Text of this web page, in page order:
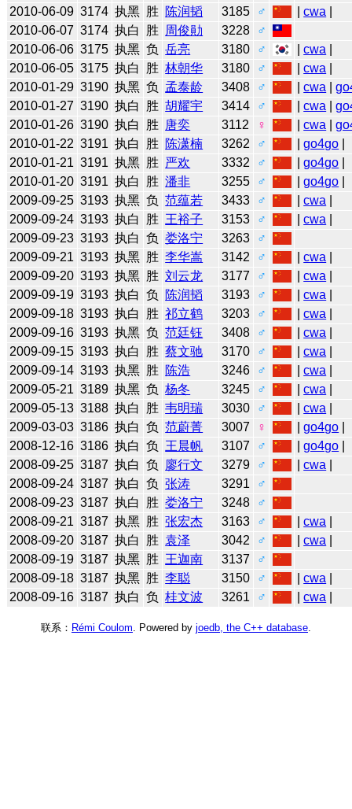
2010-06-09 3174 执黑 胜 陈润韬 3185 ♂ |cwa
2010-06-07 3174 执白 胜 周俊勛 3228
♂
2010-06-06 3175 执黑 负 岳亮 3180 ♂ |cwa
2010-06-05 3175 执白 胜 林朝华 3180 ♂ |cwa
2010-01-29 3190 执黑 负 孟泰龄 3408 ♂ |cwa |
2010-01-27 3190 执白 胜 胡耀宇 3414 ♂ |cwa |
2010-01-26 3190 执白 胜 唐奕 3112 ♀ |cwa |
2010-01-22 3191 执白 胜 陈潇楠 3262 ♂ |go4go
2010-01-21 3191 执黑 胜 严欢 3332 ♂ |go4go
2010-01-20 3191 执白 胜 潘非 3255 ♂ |go4go
2009-09-25 3193 执黑 负 范蕴若 3433 ♂ |cwa
2009-09-24 3193 执白 胜 王裕子 3153 ♂ |cwa
2009-09-23 3193 执白 负 娄洛宁 3263
♂
2009-09-21 3193 执黑 胜 李华嵩 3142 ♂ |cwa
2009-09-20 3193 执黑 胜 刘云龙 3177 ♂ |cwa
2009-09-19 3193 执白 负 陈润韬 3193 ♂ |cwa
2009-09-18 3193 执白 胜 祁立鹤 3203 ♂ |cwa
2009-09-16 3193 执黑 负 范廷钰 3408 ♂ |cwa
2009-09-15 3193 执白 胜 蔡文驰 3170 ♂ |cwa
2009-09-14 3193 执黑 胜 陈浩 3246 ♂ |cwa
2009-05-21 3189 执黑 负 杨冬 3245 ♂ |cwa
2009-05-13 3188 执白 胜 韦明瑞 3030 ♂ |cwa
2009-03-03 3186 执白 负 范蔚菁 3007 ♀ |go4go
2008-12-16 3186 执白 负 王晨帆 3107 ♂ |go4go
2008-09-25 3187 执白 负 廖行文 3279 ♂ |cwa
2008-09-24 3187 执白 负 张涛 3291
♂
2008-09-23 3187 执白 胜 娄洛宁 3248
♂
2008-09-21 3187 执黑 胜 张宏杰 3163 ♂ |cwa
2008-09-20 3187 执白 胜 袁泽 3042 ♂ |cwa
2008-09-19 3187 执黑 胜 王迦南 3137
♂
2008-09-18 3187 执黑 胜 李聪 3150 ♂ |cwa
2008-09-16 3187 执白 负 桂文波 3261 ♂ |cwa
联系： Rémi Coulom . Powered by joedb, the C++ database